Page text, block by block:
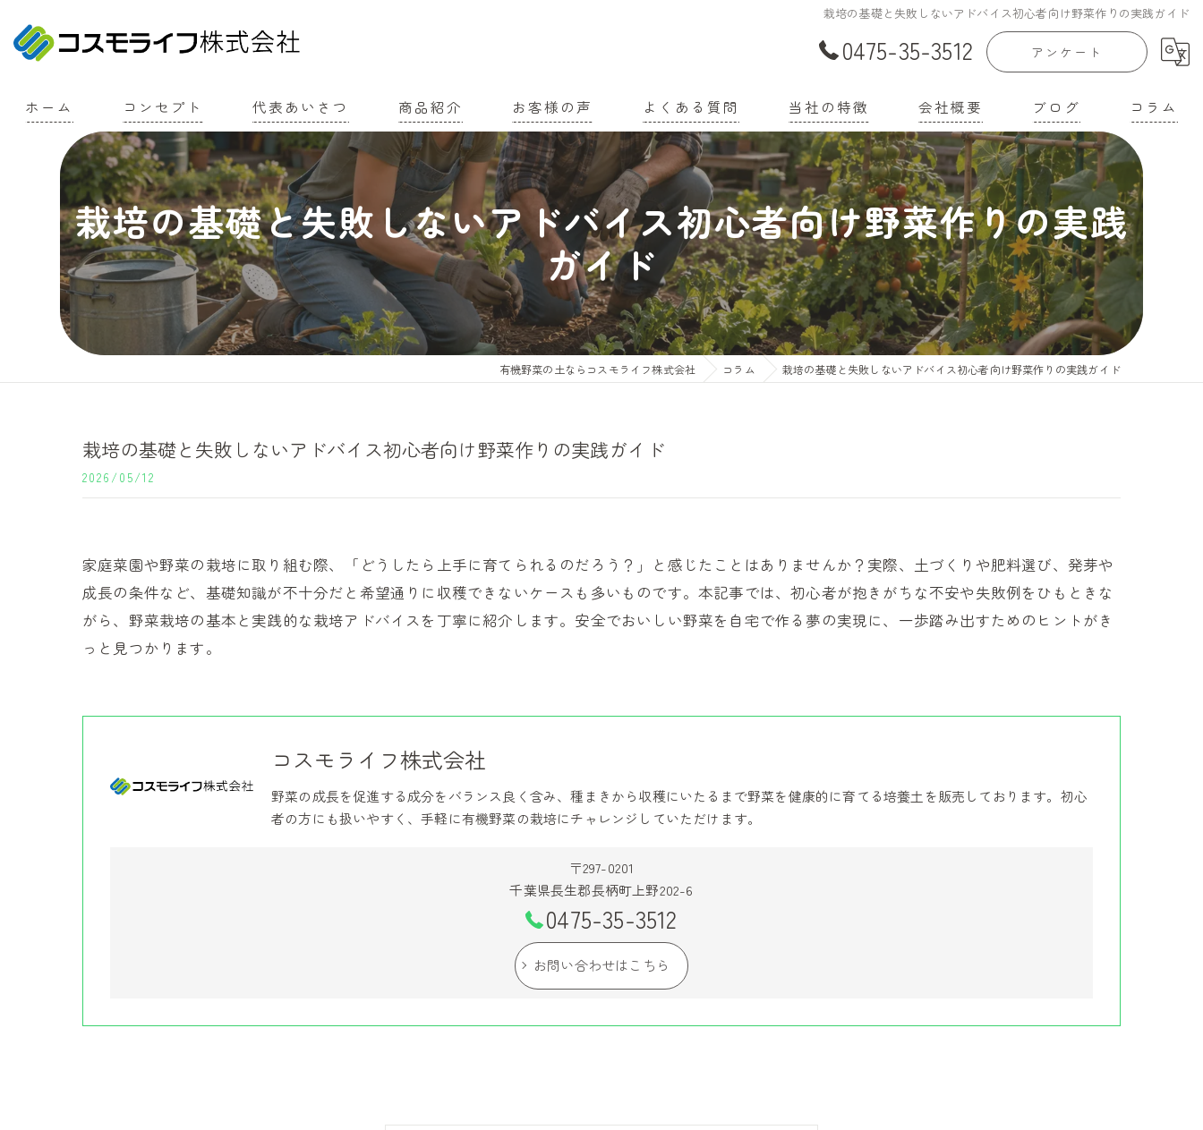
栽培の基礎と失敗しないアドバイス初心者向け野菜作りの実践ガイド
0475-35-3512 アンケート
ホーム コンセプト 代表あいさつ 商品紹介 お客様の声 よくある質問 当社の特徴
家庭菜園
農家
有機培養土
土壌改良材
有機肥料
会社概要
漫画特集
ブログ コラム
栽培の基礎と失敗しないアドバイス初心者向け野菜作りの実践
ガイド
有機野菜の土ならコスモライフ株式会社 コラム 栽培の基礎と失敗しないアドバイス初心者向け野菜作りの実践ガイド
栽培の基礎と失敗しないアドバイス初心者向け野菜作りの実践ガイド
2026/05/12
家庭菜園や野菜の栽培に取り組む際、「どうしたら上手に育てられるのだろう？」と感じたことはありませんか？実際、土づくりや肥料選び、発芽や
成長の条件など、基礎知識が不十分だと希望通りに収穫できないケースも多いものです。本記事では、初心者が抱きがちな不安や失敗例をひもときな
がら、野菜栽培の基本と実践的な栽培アドバイスを丁寧に紹介します。安全でおいしい野菜を自宅で作る夢の実現に、一歩踏み出すためのヒントがき
っと見つかります。
コスモライフ株式会社
野菜の成長を促進する成分をバランス良く含み、種まきから収穫にいたるまで野菜を健康的に育てる培養土を販売しております。初心
者の方にも扱いやすく、手軽に有機野菜の栽培にチャレンジしていただけます。
〒297-0201
千葉県長生郡長柄町上野202-6
0475-35-3512
お問い合わせはこちら